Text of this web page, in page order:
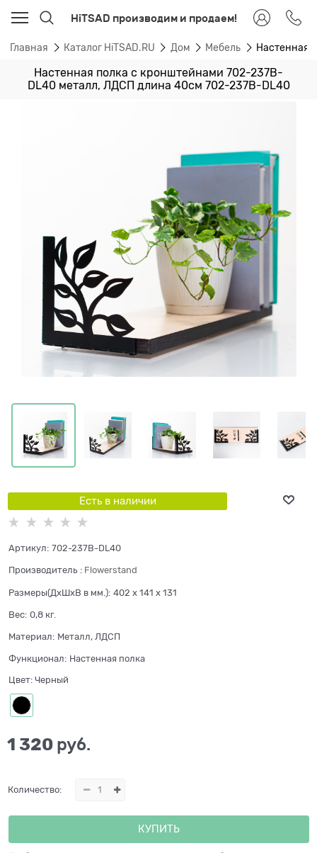
HiTSAD производим и продаем!
Главная Каталог HiTSAD.RU Дом Мебель Настенная
Настенная полка с кронштейнами 702-237B-
DL40 металл, ЛДСП длина 40см 702-237B-DL40
Есть в наличии
Артикул: 702-237B-DL40
Производитель : Flowerstand
Размеры(ДхШхВ в мм.): 402 x 141 x 131
Вес: 0,8 кг.
Материал: Металл, ЛДСП
Функционал: Настенная полка
Цвет: Черный
1 320 руб.
Количество:
КУПИТЬ